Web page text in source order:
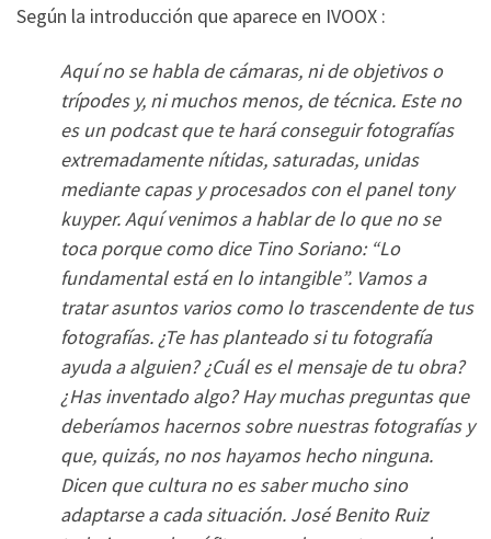
Según la introducción que aparece en IVOOX :
Aquí no se habla de cámaras, ni de objetivos o
trípodes y, ni muchos menos, de técnica. Este no
es un podcast que te hará conseguir fotografías
extremadamente nítidas, saturadas, unidas
mediante capas y procesados con el panel tony
kuyper. Aquí venimos a hablar de lo que no se
toca porque como dice Tino Soriano: “Lo
fundamental está en lo intangible”. Vamos a
tratar asuntos varios como lo trascendente de tus
fotografías. ¿Te has planteado si tu fotografía
ayuda a alguien? ¿Cuál es el mensaje de tu obra?
¿Has inventado algo? Hay muchas preguntas que
deberíamos hacernos sobre nuestras fotografías y
que, quizás, no nos hayamos hecho ninguna.
Dicen que cultura no es saber mucho sino
adaptarse a cada situación. José Benito Ruiz